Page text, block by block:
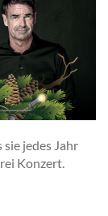
jedes Jahr
Konzert.